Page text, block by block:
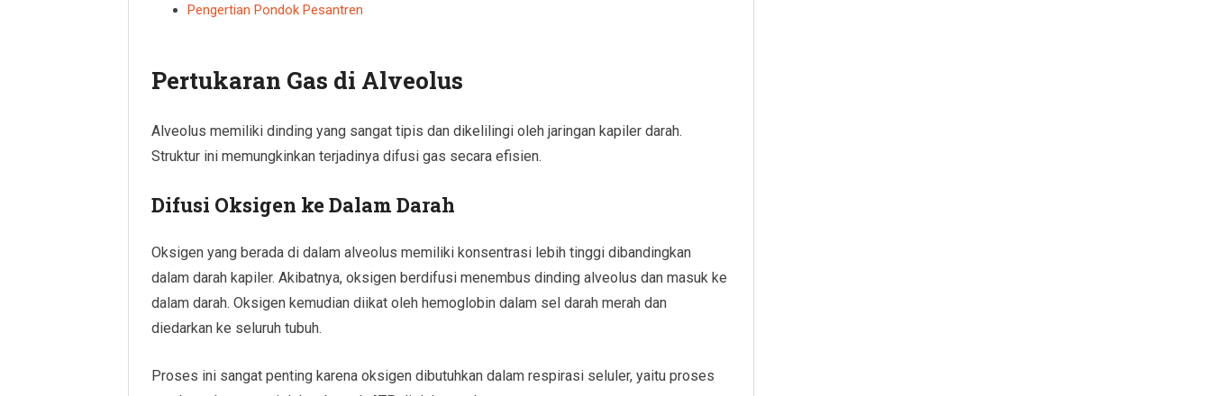
Pengertian Pondok Pesantren
Pertukaran Gas di Alveolus
Alveolus memiliki dinding yang sangat tipis dan dikelilingi oleh jaringan kapiler darah.
Struktur ini memungkinkan terjadinya difusi gas secara efisien.
Difusi Oksigen ke Dalam Darah
Oksigen yang berada di dalam alveolus memiliki konsentrasi lebih tinggi dibandingkan
dalam darah kapiler. Akibatnya, oksigen berdifusi menembus dinding alveolus dan masuk ke
dalam darah. Oksigen kemudian diikat oleh hemoglobin dalam sel darah merah dan
diedarkan ke seluruh tubuh.
Proses ini sangat penting karena oksigen dibutuhkan dalam respirasi seluler, yaitu proses